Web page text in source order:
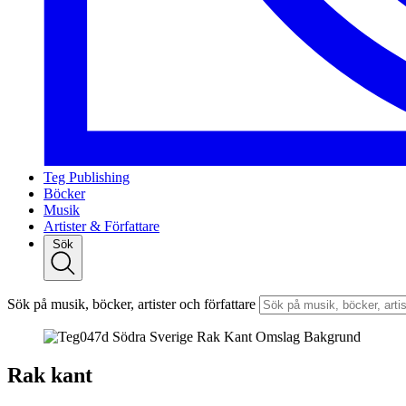
Teg Publishing
Böcker
Musik
Artister & Författare
Sök
Sök på musik, böcker, artister och författare
Rak kant